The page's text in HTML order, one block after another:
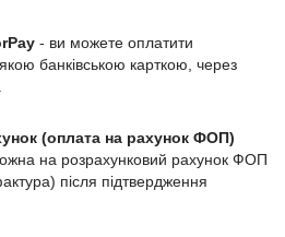
- ви можете оплатити
банківською карткою, через
(оплата на рахунок ФОП)
на розрахунковий рахунок ФОП
після підтвердження